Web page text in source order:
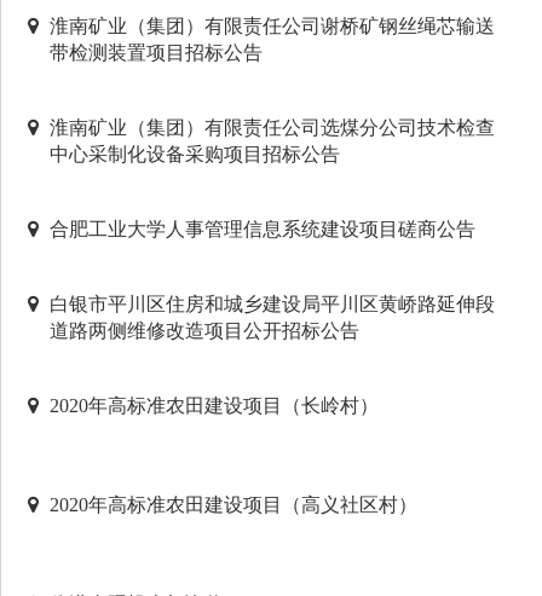
淮南矿业（集团）有限责任公司谢桥矿钢丝绳芯输送
带检测装置项目招标公告
淮南矿业（集团）有限责任公司选煤分公司技术检查
中心采制化设备采购项目招标公告
合肥工业大学人事管理信息系统建设项目磋商公告
白银市平川区住房和城乡建设局平川区黄峤路延伸段
道路两侧维修改造项目公开招标公告
2020年高标准农田建设项目（长岭村）
2020年高标准农田建设项目（高义社区村）